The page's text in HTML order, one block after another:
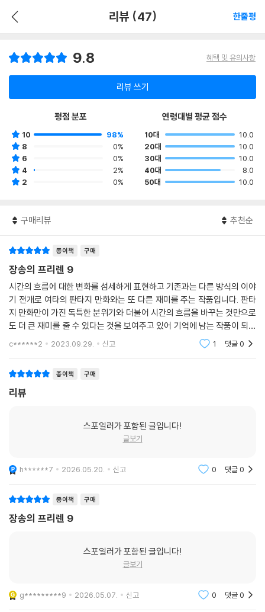
리뷰 (47) 한줄평
9.8 혜택 및 유의사항
리뷰 쓰기
평점 분포
10
98%
8
0%
6
0%
4
2%
2
0%
연령대별 평균 점수
10대
10.0
20대
10.0
30대
10.0
40대
8.0
50대
10.0
구매리뷰 추천순
종이책 구매
장송의 프리렌 9
시간의 흐름에 대한 변화를 섬세하게 표현하고 기존과는 다른 방식의 이야
기 전개로 여타의 판타지 만화와는 또 다른 재미를 주는 작품입니다. 판타
지 만화만이 가진 독특한 분위기와 더불어 시간의 흐름을 바꾸는 것만으로
도 더 큰 재미를 줄 수 있다는 것을 보여주고 있어 기억에 남는 작품이 되었
습니다. 특히 시간의 흐름에 대한 묘사가 섬세하여 보는 재미를 더하고 집
c******2 2023.09.29. 신고 1 댓글0
종이책 구매
리뷰
스포일러가 포함된 글입니다!
글보기
h******7 2026.05.20. 신고 0 댓글0
종이책 구매
장송의 프리렌 9
스포일러가 포함된 글입니다!
글보기
g*********9 2026.05.07. 신고 0 댓글0